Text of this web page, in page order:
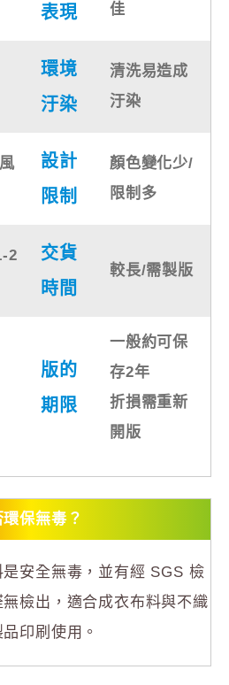
表現
佳
環境
汙染
清洗易造成
汙染
設計
限制
顏色變化少/
限制多
2
交貨
時間
較長/需製版
版的
期限
一般約可保
存2年
折損需重新
開版
保無毒？
安全無毒，並有經 SGS 檢
檢出，適合成衣布料與不織
印刷使用。